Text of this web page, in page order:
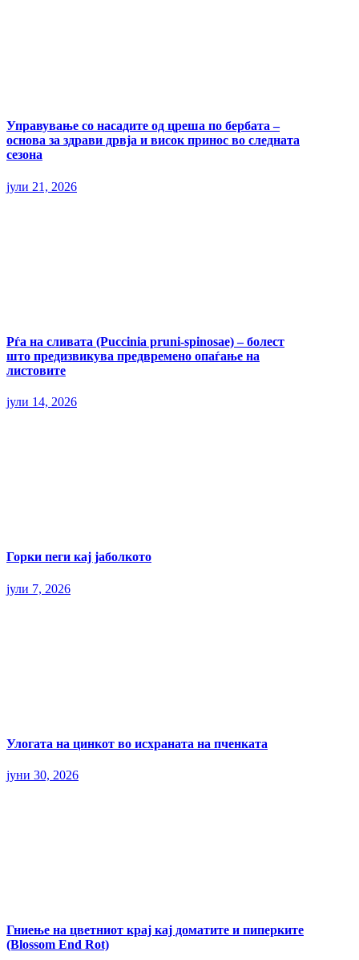
Управување со насадите од цреша по бербата –
основа за здрави дрвја и висок принос во следната
сезона
јули 21, 2026
Рѓа на сливата (Puccinia pruni-spinosae) – болест
што предизвикува предвремено опаѓање на
листовите
јули 14, 2026
Горки пеги кај јаболкото
јули 7, 2026
Улогата на цинкот во исхраната на пченката
јуни 30, 2026
Гниење на цветниот крај кај доматите и пиперките
(Blossom End Rot)